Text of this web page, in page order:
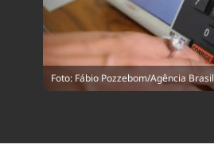
Foto: Fábio Pozzebom/Agência Brasil